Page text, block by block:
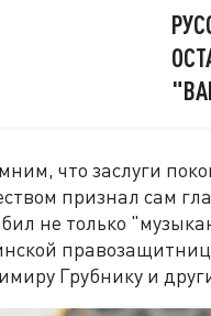
что заслуги
признал сам
не только
Грубнику и